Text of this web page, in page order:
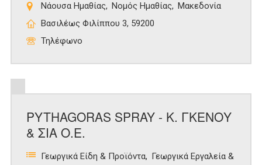
Νάουσα Ημαθίας
Νομός Ημαθίας
Μακεδονία
Βασιλέως Φιλίππου 3, 59200
Τηλέφωνο
PYTHAGORAS SPRAY - Κ. ΓΚΕΝΟΥ
& ΣΙΑ Ο.Ε.
Γεωργικά Είδη & Προϊόντα
Γεωργικά Εργαλεία &